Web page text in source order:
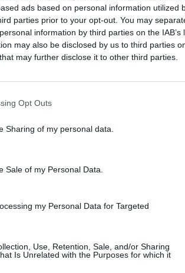
ads based on personal information utilized
parties prior to your opt-out. You may
information by third parties on the IAB’s
may also be disclosed by us to third parties
that may further disclose it to other third parties.
Opt Outs
Sharing of my personal data.
Sale of my Personal Data.
my Personal Data for Targeted
Use, Retention, Sale, and/or Sharing
Is Unrelated with the Purposes for which it